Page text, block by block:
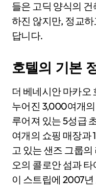
들은 고딕 양식의
하진 않지만, 정교
답니다.
호텔의 기본
더 베네시안 마카오
누어진 3,000여개
루어져 있는 5성급
여개의 쇼핑 매장과
고 있는 샌즈 그룹
오의 콜로안 섬과
이 스트립에 2007